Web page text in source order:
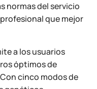
normas del servicio
que mejor
a los usuarios
óptimos de
cinco modos de